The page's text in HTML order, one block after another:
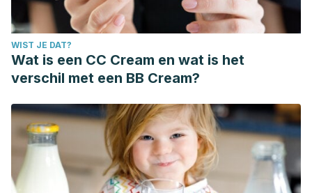
WIST JE DAT?
Wat is een CC Cream en wat is het
verschil met een BB Cream?